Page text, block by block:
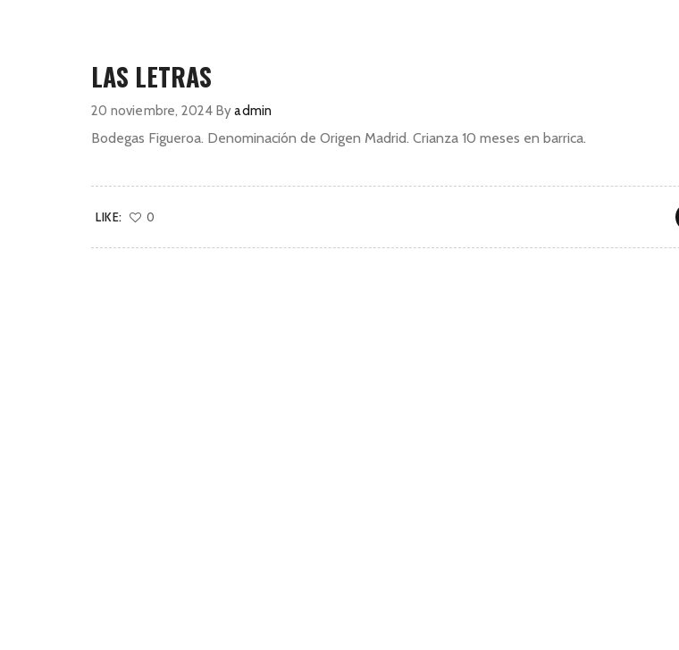
LAS LETRAS
20 noviembre, 2024 Byadmin
Bodegas Figueroa. Denominación de Origen Madrid. Crianza 10 meses en barrica.
LIKE: 0